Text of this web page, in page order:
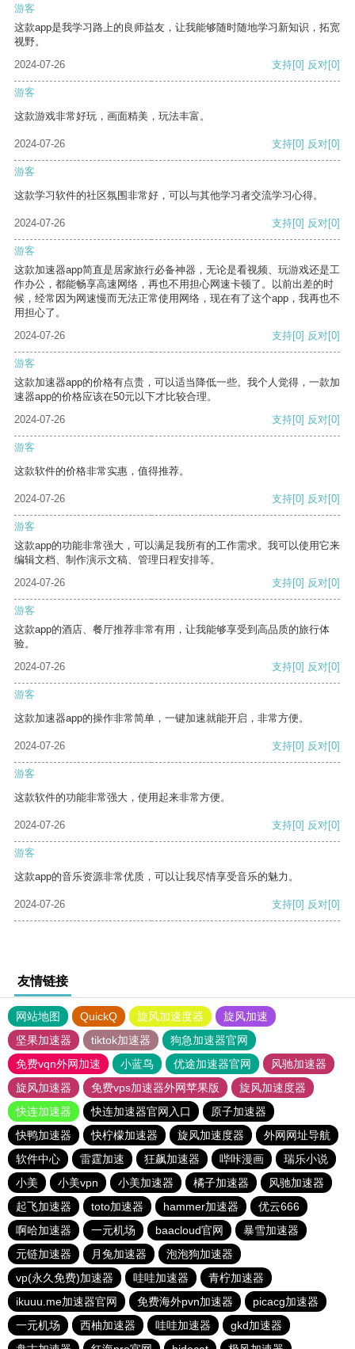
游客
这款app是我学习路上的良师益友，让我能够随时随地学习新知识，拓宽
视野。
2024-07-26
支持[0] 反对[0]
游客
这款游戏非常好玩，画面精美，玩法丰富。
2024-07-26 支持[0] 反对[0]
游客
这款学习软件的社区氛围非常好，可以与其他学习者交流学习心得。
2024-07-26 支持[0] 反对[0]
游客
这款加速器app简直是居家旅行必备神器，无论是看视频、玩游戏还是工
作办公，都能畅享高速网络，再也不用担心网速卡顿了。以前出差的时
候，经常因为网速慢而无法正常使用网络，现在有了这个app，我再也不
用担心了。
2024-07-26
支持[0] 反对[0]
游客
这款加速器app的价格有点贵，可以适当降低一些。我个人觉得，一款加
速器app的价格应该在50元以下才比较合理。
2024-07-26
支持[0] 反对[0]
游客
这款软件的价格非常实惠，值得推荐。
2024-07-26 支持[0] 反对[0]
游客
这款app的功能非常强大，可以满足我所有的工作需求。我可以使用它来
编辑文档、制作演示文稿、管理日程安排等。
2024-07-26
支持[0] 反对[0]
游客
这款app的酒店、餐厅推荐非常有用，让我能够享受到高品质的旅行体
验。
2024-07-26
支持[0] 反对[0]
游客
这款加速器app的操作非常简单，一键加速就能开启，非常方便。
2024-07-26 支持[0] 反对[0]
游客
这款软件的功能非常强大，使用起来非常方便。
2024-07-26 支持[0] 反对[0]
游客
这款app的音乐资源非常优质，可以让我尽情享受音乐的魅力。
2024-07-26 支持[0] 反对[0]
友情链接
网站地图 QuickQ 旋风加速度器
旋风加速
坚果加速器
tiktok加速器
狗急加速器官网
免费vqn外网加速
小蓝鸟 优途加速器官网
风驰加速器
旋风加速器
免费vps加速器外网苹果版
旋风加速度器
快连加速器
快连加速器官网入口
原子加速器
快鸭加速器
快柠檬加速器 旋风加速度器
外网网址导航
软件中心
雷霆加速 狂飙加速器 哔咔漫画
瑞乐小说
小美
小美vpn 小美加速器 橘子加速器
风驰加速器
起飞加速器
toto加速器 hammer加速器
优云666
啊哈加速器
一元机场 baacloud官网
暴雪加速器
元链加速器
月兔加速器
泡泡狗加速器
vp(永久免费)加速器
哇哇加速器
青柠加速器
ikuuu.me加速器官网
免费海外pvn加速器
picacg加速器
一元机场
西柚加速器 哇哇加速器
gkd加速器